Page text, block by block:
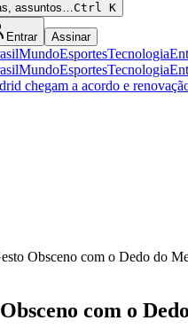
assuntos…Ctrl K
Entrar Assinar
MundoEsportesTecnologia
MundoEsportesTecnologia
chegam a acordo e
Obsceno com o Dedo do
com o